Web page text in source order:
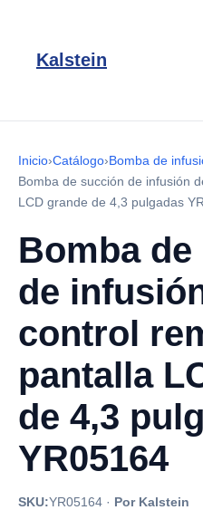
Kalstein
Inicio›Catálogo›Bomba de
Bomba de succión de infusión
LCD grande de 4,3 pulgadas
Bomba
de
control
pantalla
de 4,3
YR05164
SKU:YR05164 · Por Kalstein